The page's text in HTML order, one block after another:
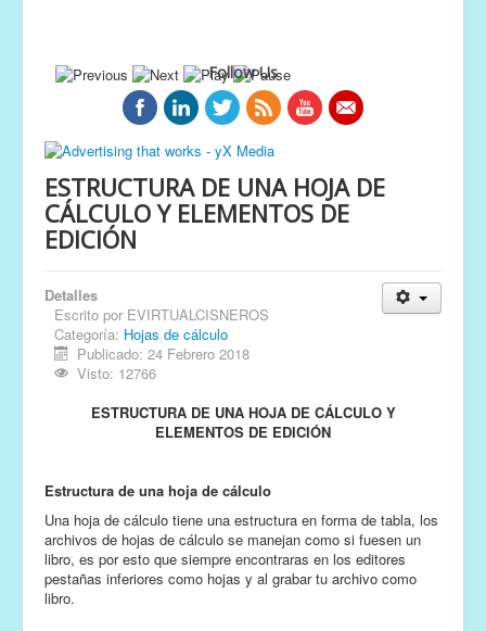
Follow Us
ESTRUCTURA DE UNA HOJA DE
CÁLCULO Y ELEMENTOS DE
EDICIÓN
Detalles
Escrito por EVIRTUALCISNEROS
Categoría: Hojas de cálculo
Publicado: 24 Febrero 2018
Visto: 12766
ESTRUCTURA DE UNA HOJA DE CÁLCULO Y
ELEMENTOS DE EDICIÓN
Estructura de una hoja de cálculo
Una hoja de cálculo tiene una estructura en forma de tabla, los
archivos de hojas de cálculo se manejan como si fuesen un
libro, es por esto que siempre encontraras en los editores
pestañas inferiores como hojas y al grabar tu archivo como
libro.